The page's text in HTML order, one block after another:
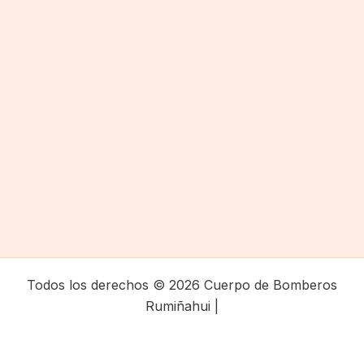
Todos los derechos © 2026 Cuerpo de Bomberos
Rumiñahui |